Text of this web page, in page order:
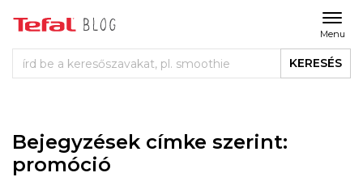
Menu
KERESÉS
Bejegyzések címke szerint:
promóció